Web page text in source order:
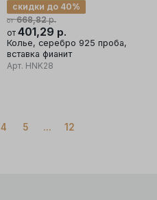
от 668,82р.
скидки до 40%
от 401,29 р.
Колье, серебро 925 проба,
вставка фианит
Арт. HNK28
4 5 ... 12